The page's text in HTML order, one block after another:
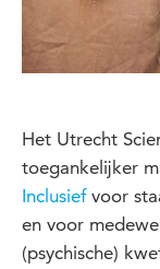
Het Utrecht
toegankelijker
Inclusiefvoor
en voor
(psychische)